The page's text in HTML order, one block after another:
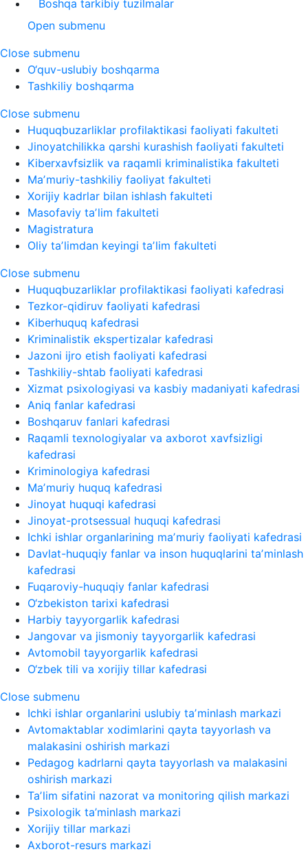
Boshqa tarkibiy tuzilmalar
Open submenu
Close submenu
O‘quv-uslubiy boshqarma
Tashkiliy boshqarma
Close submenu
Huquqbuzarliklar profilaktikasi faoliyati fakulteti
Jinoyatchilikka qarshi kurashish faoliyati fakulteti
Kiberxavfsizlik va raqamli kriminalistika fakulteti
Maʼmuriy-tashkiliy faoliyat fakulteti
Xorijiy kadrlar bilan ishlash fakulteti
Masofaviy taʼlim fakulteti
Magistratura
Oliy taʼlimdan keyingi taʼlim fakulteti
Close submenu
Huquqbuzarliklar profilaktikasi faoliyati kafedrasi
Tezkor-qidiruv faoliyati kafedrasi
Kiberhuquq kafedrasi
Kriminalistik ekspertizalar kafedrasi
Jazoni ijro etish faoliyati kafedrasi
Tashkiliy-shtab faoliyati kafedrasi
Xizmat psixologiyasi va kasbiy madaniyati kafedrasi
Aniq fanlar kafedrasi
Boshqaruv fanlari kafedrasi
Raqamli texnologiyalar va axborot xavfsizligi
kafedrasi
Kriminologiya kafedrasi
Maʼmuriy huquq kafedrasi
Jinoyat huquqi kafedrasi
Jinoyat-protsessual huquqi kafedrasi
Ichki ishlar organlarining maʼmuriy faoliyati kafedrasi
Davlat-huquqiy fanlar va inson huquqlarini taʼminlash
kafedrasi
Fuqaroviy-huquqiy fanlar kafedrasi
O‘zbekiston tarixi kafedrasi
Harbiy tayyorgarlik kafedrasi
Jangovar va jismoniy tayyorgarlik kafedrasi
Avtomobil tayyorgarlik kafedrasi
O‘zbek tili va xorijiy tillar kafedrasi
Close submenu
Ichki ishlar organlarini uslubiy taʼminlash markazi
Avtomaktablar xodimlarini qayta tayyorlash va
malakasini oshirish markazi
Pedagog kadrlarni qayta tayyorlash va malakasini
oshirish markazi
Taʼlim sifatini nazorat va monitoring qilish markazi
Psixologik ta’minlash markazi
Xorijiy tillar markazi
Axborot-resurs markazi